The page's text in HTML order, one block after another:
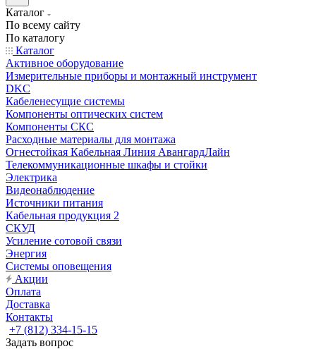
Каталог
По всему сайту
По каталогу
Каталог
Активное оборудование
Измерительные приборы и монтажный инструмент
DKC
Кабеленесущие системы
Компоненты оптических систем
Компоненты СКС
Расходные материалы для монтажа
Огнестойкая Кабельная Линия АвангардЛайн
Телекоммуникационные шкафы и стойки
Электрика
Видеонаблюдение
Источники питания
Кабельная продукция 2
СКУД
Усиление сотовой связи
Энергия
Системы оповещения
Акции
Оплата
Доставка
Контакты
+7 (812) 334-15-15
Задать вопрос